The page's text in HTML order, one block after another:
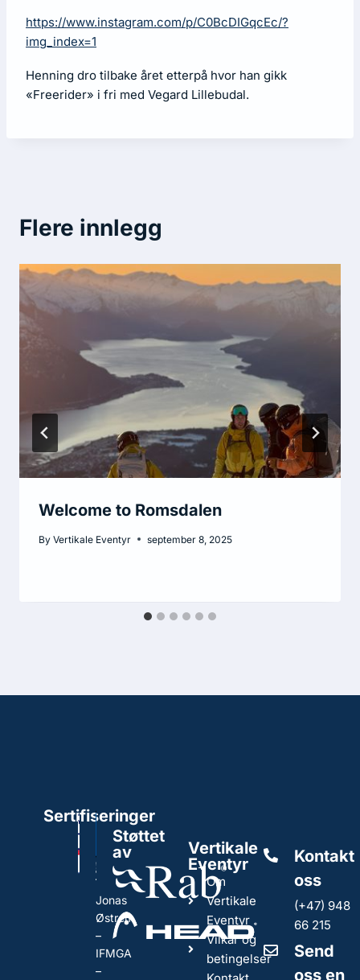
https://www.instagram.com/p/C0BcDIGqcEc/?
img_index=1
Henning dro tilbake året etterpå hvor han gikk
«Freerider» i fri med Vegard Lillebudal.
Flere innlegg
Welcome to Romsdalen
By Vertikale Eventyr september 8, 2025
Sertifiseringer
Jonas
Østrem
–
IFMGA
–
Støttet
av
Vertikale
Eventyr
Om
Vertikale
Eventyr
Vilkår og
betingelser
Kontakt
oss
(+47) 948
66 215
Send
oss en